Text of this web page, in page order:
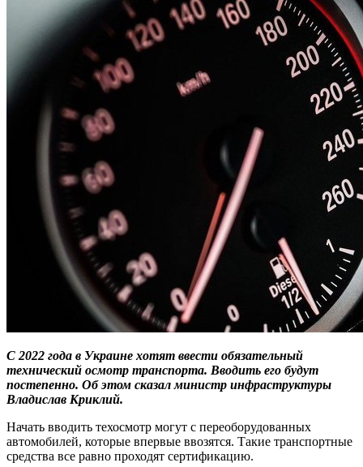
С 2022 года в Украине хотят ввести обязательный
технический осмотр транспорта. Вводить его будут
постепенно. Об этом сказал министр инфраструктуры
Владислав Криклий.
Начать вводить техосмотр могут с переоборудованных
автомобилей, которые впервые ввозятся. Такие транспортные
средства все равно проходят сертификацию.